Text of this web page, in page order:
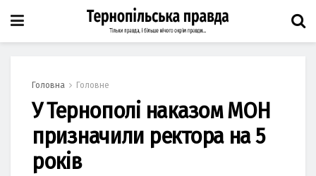
Головна Головне
У Тернополі наказом МОН
призначили ректора на 5
років